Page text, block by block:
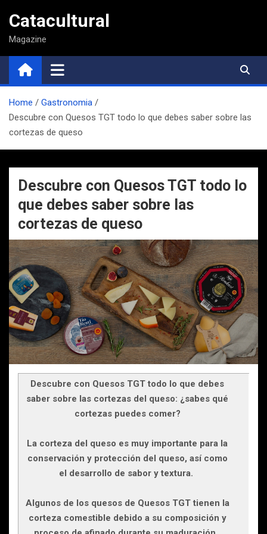
contenido
Catacultural
Magazine
Home
Gastronomia
Descubre con Quesos TGT todo lo que debes saber sobre las
cortezas de queso
Descubre con Quesos TGT todo lo
que debes saber sobre las
cortezas de queso
Descubre con Quesos TGT todo lo que debes
saber sobre las cortezas del queso: ¿sabes qué
cortezas puedes comer?
La corteza del queso es muy importante para la
conservación y protección del queso, así como
el desarrollo de sabor y textura.
Algunos de los quesos de Quesos TGT tienen la
corteza comestible debido a su composición y